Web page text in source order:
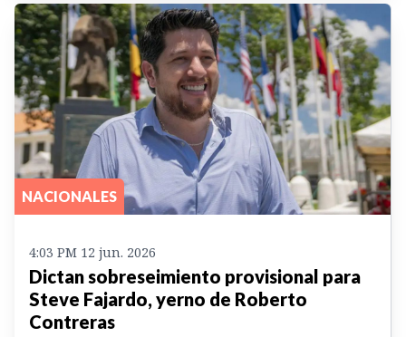
NACIONALES
4:03 PM 12 jun. 2026
Dictan sobreseimiento provisional para
Steve Fajardo, yerno de Roberto
Contreras